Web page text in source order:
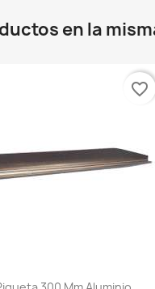
en la
favorite_border